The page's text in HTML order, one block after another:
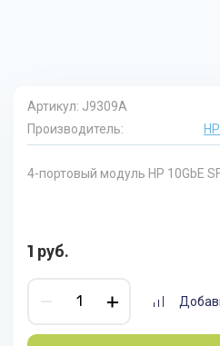
Артикул: J9309A
Производитель:
HP
4-портовый модуль HP 10GbE
1 руб.